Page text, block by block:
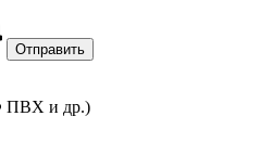
ПВХ и др.)